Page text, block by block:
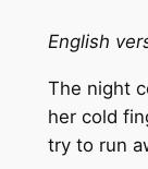
English
The night
her cold
try to run